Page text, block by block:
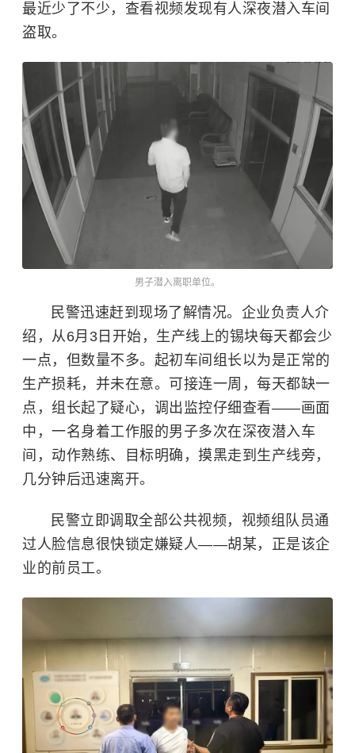
最近少了不少，查看视频发现有人深夜潜入车间
盗取。
男子潜入离职单位。
民警迅速赶到现场了解情况。企业负责人介
绍，从6月3日开始，生产线上的锡块每天都会少
一点，但数量不多。起初车间组长以为是正常的
生产损耗，并未在意。可接连一周，每天都缺一
点，组长起了疑心，调出监控仔细查看——画面
中，一名身着工作服的男子多次在深夜潜入车
间，动作熟练、目标明确，摸黑走到生产线旁，
几分钟后迅速离开。
民警立即调取全部公共视频，视频组队员通
过人脸信息很快锁定嫌疑人——胡某，正是该企
业的前员工。